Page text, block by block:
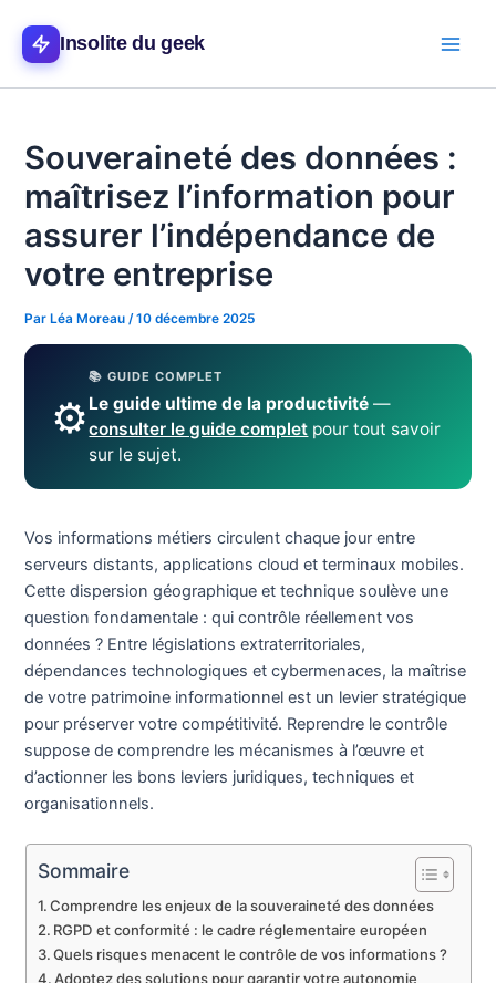
contenu
Insolite du geek
Souveraineté des données :
maîtrisez l’information pour
assurer l’indépendance de
votre entreprise
ParLéa Moreau /10 décembre 2025
⚙️
📚 GUIDE COMPLET
Le guide ultime de la productivité —
consulter le guide complet pour tout savoir
sur le sujet.
Vos informations métiers circulent chaque jour entre
serveurs distants, applications cloud et terminaux mobiles.
Cette dispersion géographique et technique soulève une
question fondamentale : qui contrôle réellement vos
données ? Entre législations extraterritoriales,
dépendances technologiques et cybermenaces, la maîtrise
de votre patrimoine informationnel est un levier stratégique
pour préserver votre compétitivité. Reprendre le contrôle
suppose de comprendre les mécanismes à l’œuvre et
d’actionner les bons leviers juridiques, techniques et
organisationnels.
Sommaire
Comprendre les enjeux de la souveraineté des données
RGPD et conformité : le cadre réglementaire européen
Quels risques menacent le contrôle de vos informations ?
Adoptez des solutions pour garantir votre autonomie